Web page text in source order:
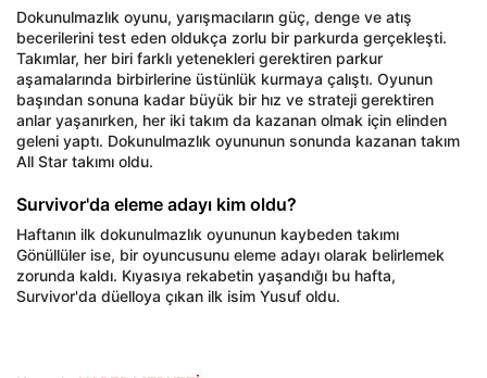
Dokunulmazlık oyunu, yarışmacıların güç, denge ve atış
becerilerini test eden oldukça zorlu bir parkurda gerçekleşti.
Takımlar, her biri farklı yetenekleri gerektiren parkur
aşamalarında birbirlerine üstünlük kurmaya çalıştı. Oyunun
başından sonuna kadar büyük bir hız ve strateji gerektiren
anlar yaşanırken, her iki takım da kazanan olmak için elinden
geleni yaptı. Dokunulmazlık oyununun sonunda kazanan takım
All Star takımı oldu.
Survivor'da eleme adayı kim oldu?
Haftanın ilk dokunulmazlık oyununun kaybeden takımı
Gönüllüler ise, bir oyuncusunu eleme adayı olarak belirlemek
zorunda kaldı. Kıyasıya rekabetin yaşandığı bu hafta,
Survivor'da düelloya çıkan ilk isim Yusuf oldu.